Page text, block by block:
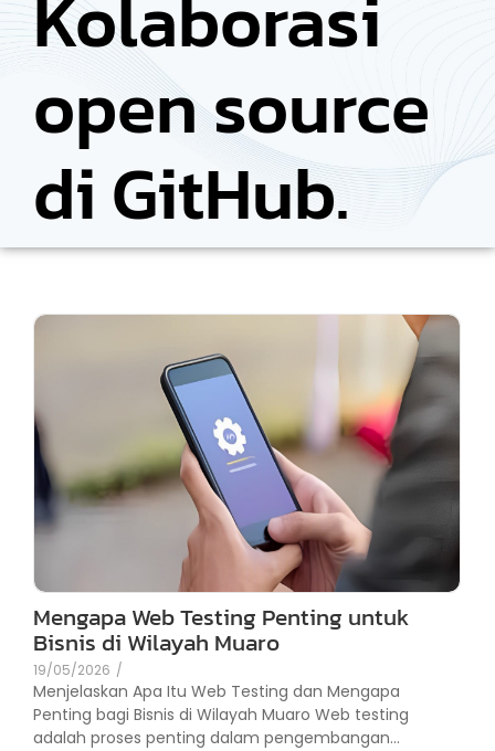
open source
di GitHub.
Mengapa Web Testing Penting untuk
Bisnis di Wilayah Muaro
19/05/2026 /
Menjelaskan Apa Itu Web Testing dan Mengapa
Penting bagi Bisnis di Wilayah Muaro Web testing
adalah proses penting dalam pengembangan...